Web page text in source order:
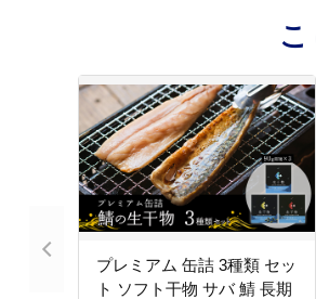
プレミアム 缶詰 3種類 セッ
ト ソフト干物 サバ 鯖 長期